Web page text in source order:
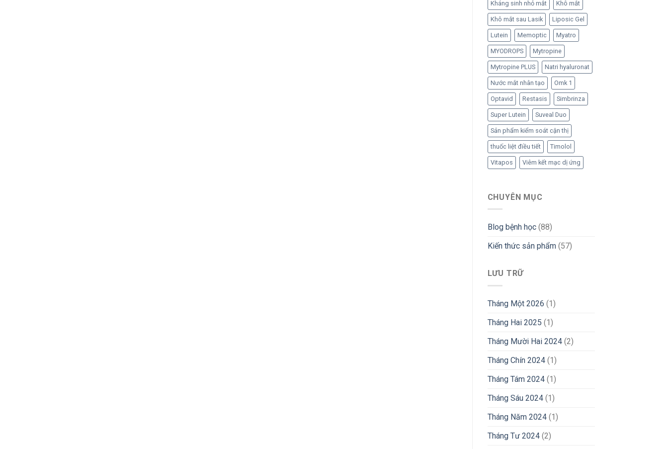
Kháng sinh nhỏ mắt Khô mắt
Khô mắt sau Lasik Liposic Gel
Lutein Memoptic Myatro
MYODROPS Mytropine
Mytropine PLUS Natri hyaluronat
Nước mắt nhân tạo Omk 1
Optavid Restasis Simbrinza
Super Lutein Suveal Duo
Sản phẩm kiểm soát cận thị
thuốc liệt điều tiết Timolol
Vitapos Viêm kết mạc dị ứng
CHUYÊN MỤC
Blog bệnh học(88)
Kiến thức sản phẩm(57)
LƯU TRỮ
Tháng Một 2026 (1)
Tháng Hai 2025 (1)
Tháng Mười Hai 2024(2)
Tháng Chín 2024(1)
Tháng Tám 2024(1)
Tháng Sáu 2024(1)
Tháng Năm 2024(1)
Tháng Tư 2024(2)